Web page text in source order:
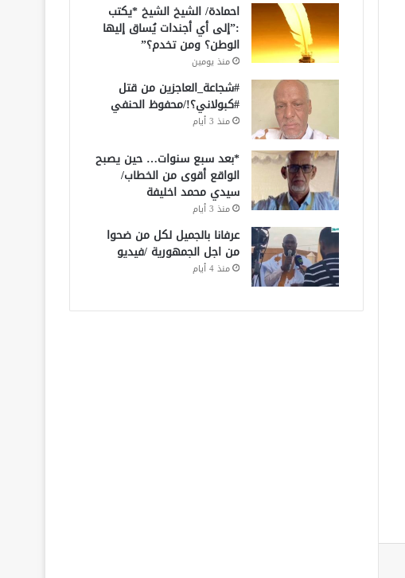
احمادة/ الشيخ الشيخ *يكتب
:”إلى أي أجندات يُساق إليها
الوطن؟ ومن تخدم؟”
منذ يومين
#شجاعة_العاجزين من قتل
#كبولاني؟!/محفوظ الحنفي
منذ 3 أيام
*بعد سبع سنوات… حين يصبح
الواقع أقوى من الخطاب/
سيدي محمد اخليفة
منذ 3 أيام
عرفانا بالجميل لكل من ضحوا
من اجل الجمهورية /فيديو
منذ 4 أيام